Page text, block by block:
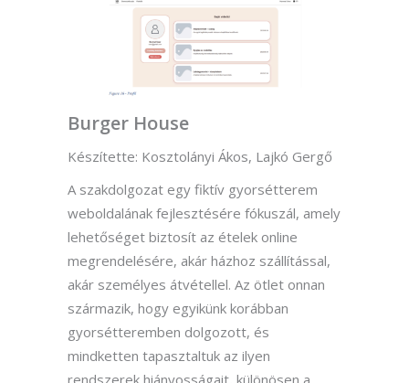
Burger House
Készítette: Kosztolányi Ákos, Lajkó Gergő
A szakdolgozat egy fiktív gyorsétterem
weboldalának fejlesztésére fókuszál, amely
lehetőséget biztosít az ételek online
megrendelésére, akár házhoz szállítással,
akár személyes átvétellel. Az ötlet onnan
származik, hogy egyikünk korábban
gyorsétteremben dolgozott, és
mindketten tapasztaltuk az ilyen